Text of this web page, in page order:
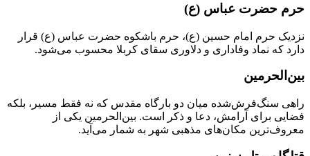
حرم حضرت عباس (ع)
نزدیک حرم امام حسین (ع)، حرم باشکوه حضرت عباس (ع) قرار
دارد که نماد وفاداری و دلاوری سقای کربلا محسوب می‌شود.
بین‌الحرمین
راهی سنگ‌فرش‌شده میان دو بارگاه مقدس که نه فقط مسیر، بلکه
فضایی برای آرامش، دعا و ذکر است. بین‌الحرمین یکی از
معروف‌ترین مکان‌های مذهبی شهر به شمار می‌آید.